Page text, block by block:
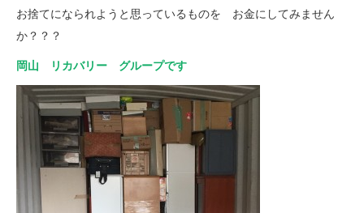
お捨てになられようと思っているものを お金にしてみません
か？？？
岡山 リカバリー グループです